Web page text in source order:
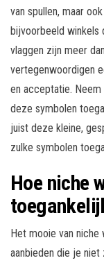
van spullen, maar
bijvoorbeeld winkels
vlaggen zijn meer
vertegenwoordigen
en acceptatie. Neem
deze symbolen
juist deze kleine,
zulke symbolen
Hoe niche
Het mooie van
aanbieden die je